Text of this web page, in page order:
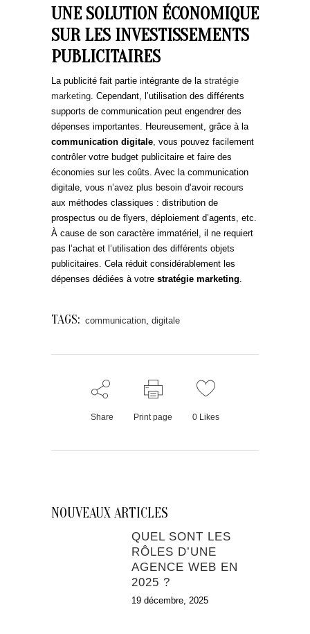
UNE SOLUTION ÉCONOMIQUE
SUR LES INVESTISSEMENTS
PUBLICITAIRES
La publicité fait partie intégrante de la stratégie
marketing . Cependant, l’utilisation des différents
supports de communication peut engendrer des
dépenses importantes. Heureusement, grâce à la
communication digitale , vous pouvez facilement
contrôler votre budget publicitaire et faire des
économies sur les coûts. Avec la communication
digitale, vous n’avez plus besoin d’avoir recours
aux méthodes classiques : distribution de
prospectus ou de flyers, déploiement d’agents, etc.
À cause de son caractère immatériel, il ne requiert
pas l’achat et l’utilisation des différents objets
publicitaires. Cela réduit considérablement les
dépenses dédiées à votre stratégie marketing
TAGS: communication digitale
Share Print page 0 Likes
NOUVEAUX ARTICLES
QUEL SONT LES
RÔLES D’UNE
AGENCE WEB EN
2025 ?
19 décembre, 2025